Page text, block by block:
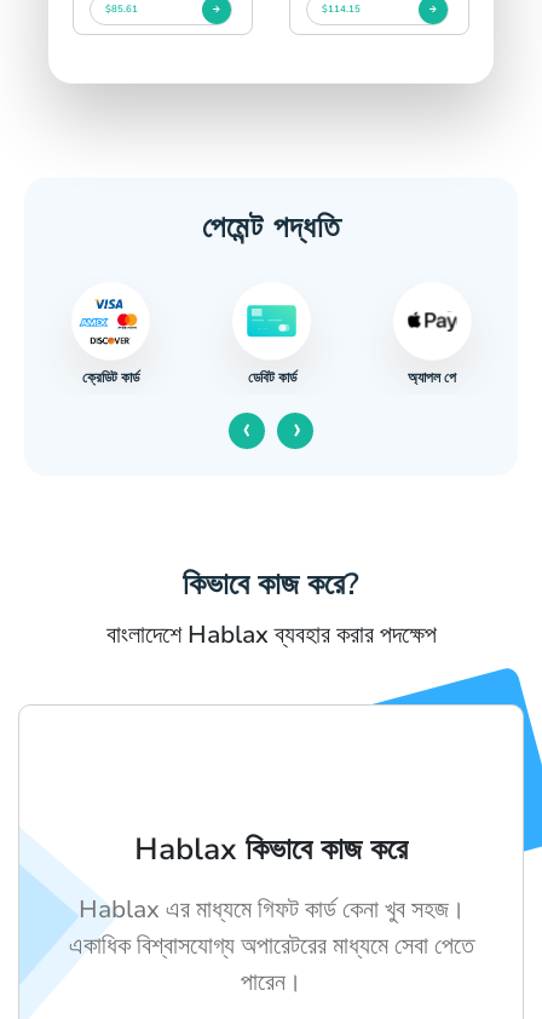
$85.61 $114.15
পেমেন্ট পদ্ধতি
ক্রেডিট কার্ড ডেবিট কার্ড অ্যাপল পে
‹ ›
কিভাবে কাজ করে?
বাংলাদেশে Hablax ব্যবহার করার পদক্ষেপ
Hablax কিভাবে কাজ করে
Hablax এর মাধ্যমে গিফট কার্ড কেনা খুব সহজ।
একাধিক বিশ্বাসযোগ্য অপারেটরের মাধ্যমে সেবা পেতে
পারেন।